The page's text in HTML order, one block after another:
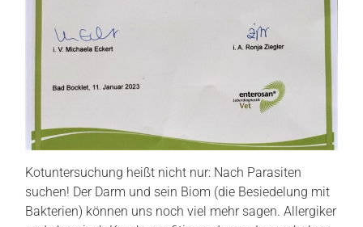
Kotuntersuchung heißt nicht nur: Nach Parasiten
suchen! Der Darm und sein Biom (die Besiedelung mit
Bakterien) können uns noch viel mehr sagen. Allergiker